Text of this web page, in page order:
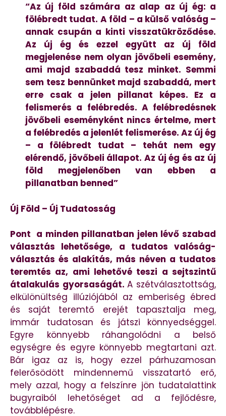
“Az új föld számára az alap az új ég: a
fölébredt tudat. A föld – a külső valóság –
annak csupán a kinti visszatükröződése.
Az új ég és ezzel együtt az új föld
megjelenése nem olyan jövőbeli esemény,
ami majd szabaddá tesz minket. Semmi
sem tesz bennünket majd szabaddá, mert
erre csak a jelen pillanat képes. Ez a
felismerés a felébredés. A felébredésnek
jövőbeli eseményként nincs értelme, mert
a felébredés a jelenlét felismerése. Az új ég
– a fölébredt tudat – tehát nem egy
elérendő, jövőbeli állapot. Az új ég és az új
föld megjelenőben van ebben a
pillanatban benned”
Új Föld – Új Tudatosság
Pont a minden pillanatban jelen lévő szabad
választás lehetősége, a tudatos valóság-
választás és alakítás, más néven a tudatos
teremtés az, ami lehetővé teszi a sejtszintű
átalakulás gyorsaságát.A szétválasztottság,
elkülönültség illúziójából az emberiség ébred
és saját teremtő erejét tapasztalja meg,
immár tudatosan és játszi könnyedséggel.
Egyre könnyebb ráhangolódni a belső
egységre és egyre könnyebb megtartani azt.
Bár igaz az is, hogy ezzel párhuzamosan
felerősödött mindennemű visszatartó erő,
mely azzal, hogy a felszínre jön tudatalattink
bugyraiból lehetőséget ad a fejlődésre,
továbblépésre.